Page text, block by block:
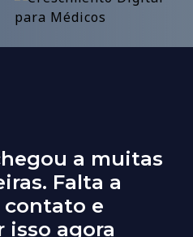
a muitas
Falta a
contato e
isso agora